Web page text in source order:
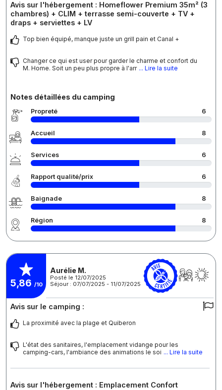
Avis sur l'hébergement : Homeflower Premium 35m² (3
chambres) + CLIM + terrasse semi-couverte + TV +
draps + serviettes + LV
Top bien équipé, manque juste un grill pain et Canal +
Changer ce qui est user pour garder le charme et confort du
M. Home. Soit un peu plus propre à l'arr ... Lire la suite
Notes détaillées du camping
Propreté 6
Accueil 8
Services 6
Rapport qualité/prix 6
Baignade 8
Région 8
5,86 /10
Aurélie M.
Posté le 12/07/2025
Séjour : 07/07/2025 - 11/07/2025
Avis sur le camping :
La proximité avec la plage et Quiberon
L'état des sanitaires, l'emplacement vidange pour les
camping-cars, l'ambiance des animations le soi ... Lire la suite
Avis sur l'hébergement : Emplacement Confort